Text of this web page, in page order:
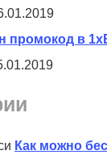
промокод в
Как можно